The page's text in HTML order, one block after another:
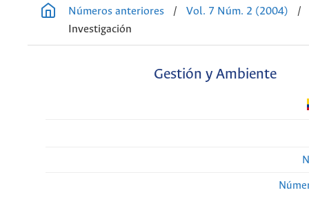
Números anteriores
/ Vol. 7 Núm. 2 (2004)
/
Investigación
Gestión y Ambiente